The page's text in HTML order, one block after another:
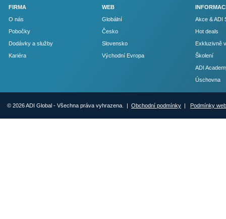
FIRMA
O nás
Pobočky
Dodávky a služby
Kariéra
WEB
Globální
Česko
Slovensko
Východní Evropa
Akce & ADI
Hot deals
Exkluzivně
Školení
ADI
Úschovna
© 2026 ADI Global - Všechna práva vyhrazena. | Obchodní podmínky | Podmínky